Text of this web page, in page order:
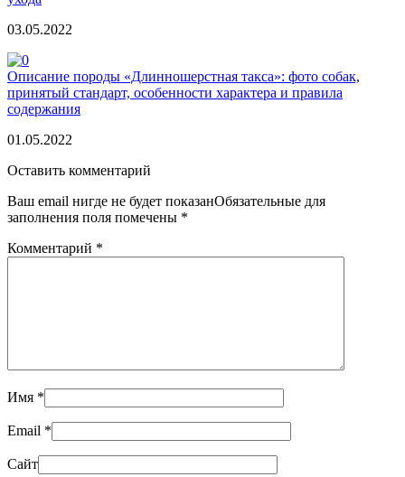
03.05.2022
Описание породы «Длинношерстная такса»: фото собак,
принятый стандарт, особенности характера и правила
содержания
01.05.2022
Оставить комментарий
Ваш email нигде не будет показанОбязательные для
заполнения поля помечены *
Комментарий *
Имя *
Email *
Сайт